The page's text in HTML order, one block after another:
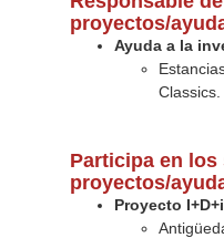
proyectos/
Ayuda a la
Participa en
proyectos/
Proyecto